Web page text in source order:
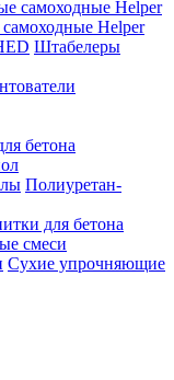
Helper
Штабелеры
бетона
Полиуретан-
для бетона
смеси
Сухие упрочняющие